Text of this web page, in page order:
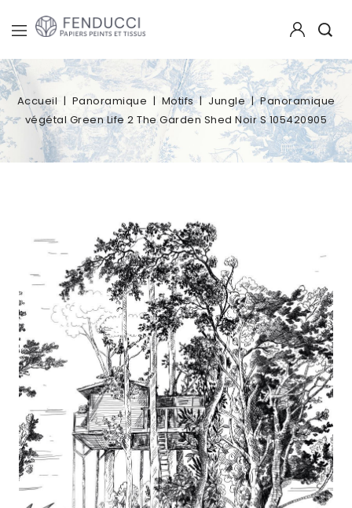
Accueil Panoramique Motifs Jungle
Panoramique
végétal Green Life 2 The Garden Shed Noir S 105420905